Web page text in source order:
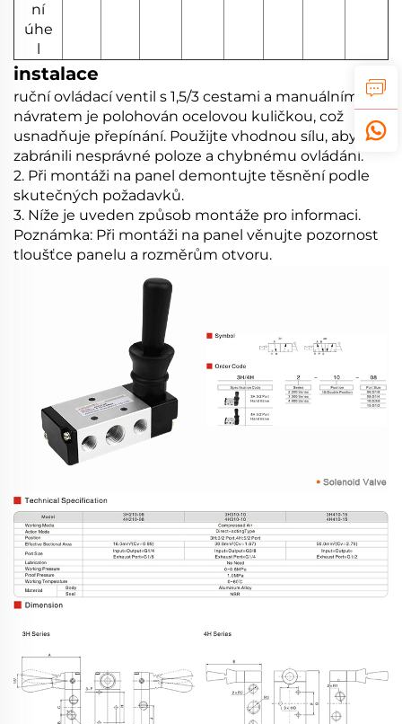
ní
úhe
l
instalace
ruční ovládací ventil s 1,5/3 cestami a manuálním
návratem je polohován ocelovou kuličkou, což
usnadňuje přepínání. Použijte vhodnou sílu, abyste
zabránili nesprávné poloze a chybnému ovládání.
2. Při montáži na panel demontujte těsnění podle
skutečných požadavků.
3. Níže je uveden způsob montáže pro informaci.
Poznámka: Při montáži na panel věnujte pozornost
tloušťce panelu a rozměrům otvoru.